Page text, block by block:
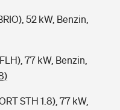
52 kW, Benzin,
77 kW, Benzin,
STH 1.8), 77 kW,